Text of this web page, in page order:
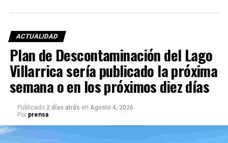
ACTUALIDAD
Plan de Descontaminación del Lago
Villarrica sería publicado la próxima
semana o en los próximos diez días
Publicado 2 días atrás en Agosto 4, 2026
Por prensa